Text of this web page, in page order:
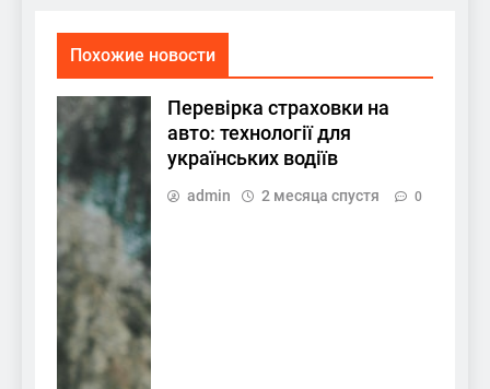
Похожие новости
Перевірка страховки на
авто: технології для
українських водіїв
admin 2 месяца спустя 0